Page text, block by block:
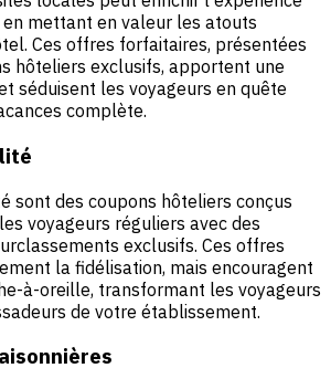
mettant en valeur les atouts
Ces offres forfaitaires, présentées
hôteliers exclusifs, apportent une
séduisent les voyageurs en quête
complète.
sont des coupons hôteliers conçus
voyageurs réguliers avec des
exclusifs. Ces offres
la fidélisation, mais encouragent
à-oreille, transformant les voyageurs
de votre établissement.